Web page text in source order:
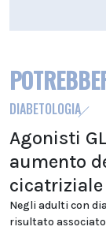
DIABETOLOGIA
Agonisti
aumento
cicatriziale
Negli adulti con
risultato